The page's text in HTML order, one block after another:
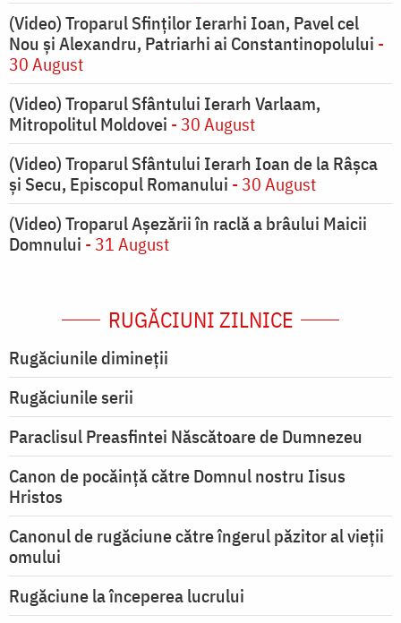
(Video) Troparul Sfinților Ierarhi Ioan, Pavel cel
Nou și Alexandru, Patriarhi ai Constantinopolului -
30 August
(Video) Troparul Sfântului Ierarh Varlaam,
Mitropolitul Moldovei - 30 August
(Video) Troparul Sfântului Ierarh Ioan de la Râșca
și Secu, Episcopul Romanului - 30 August
(Video) Troparul Așezării în raclă a brâului Maicii
Domnului - 31 August
RUGĂCIUNI ZILNICE
Rugăciunile dimineții
Rugăciunile serii
Paraclisul Preasfintei Născătoare de Dumnezeu
Canon de pocăință către Domnul nostru Iisus
Hristos
Canonul de rugăciune către îngerul păzitor al vieții
omului
Rugăciune la începerea lucrului